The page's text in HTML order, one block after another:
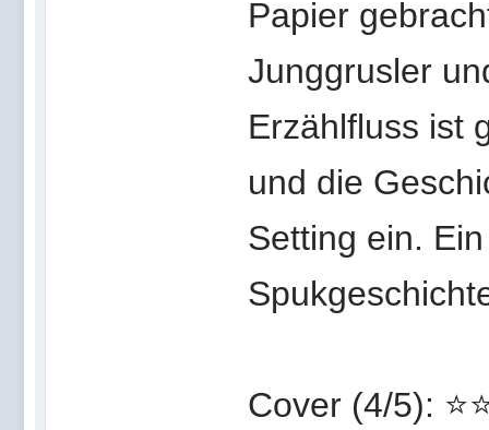
Papier
Junggrusler
Erzählfluss ist
und die
Setting ein.
Cover (4/5):